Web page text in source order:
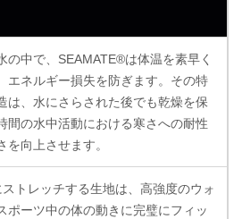
の中で、SEAMATE®は体温を素早く
エネルギー損失を防ぎます。その特
は、水にさらされた後でも乾燥を保
間の水中活動における寒さへの耐性
を向上させます。
トレッチする生地は、高強度のウォ
ポーツ中の体の動きに完璧にフィッ